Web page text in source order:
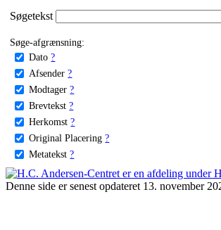
Søgetekst
Søge-afgrænsning:
Dato ?
Afsender ?
Modtager ?
Brevtekst ?
Herkomst ?
Original Placering ?
Metatekst ?
Denne side er senest opdateret 13. november